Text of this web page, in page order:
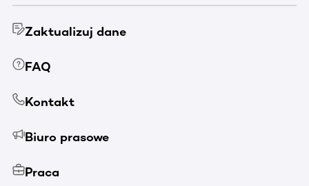
Zaktualizuj dane
FAQ
Kontakt
Biuro prasowe
Praca